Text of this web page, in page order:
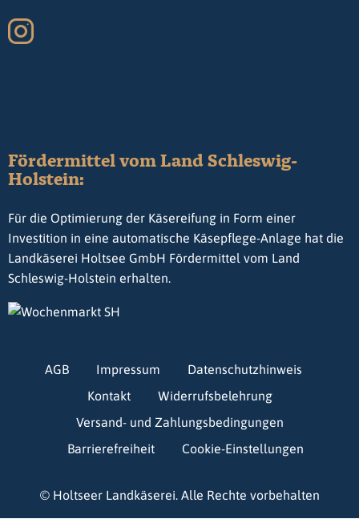
Fördermittel vom Land Schleswig-
Holstein:
Für die Optimierung der Käsereifung in Form einer
Investition in eine automatische Käsepflege-Anlage hat die
Landkäserei Holtsee GmbH Fördermittel vom Land
Schleswig-Holstein erhalten.
AGB Impressum
Datenschutzhinweis
Kontakt
Widerrufsbelehrung
Versand- und Zahlungsbedingungen
Barrierefreiheit
Cookie-Einstellungen
© Holtseer Landkäserei. Alle Rechte vorbehalten